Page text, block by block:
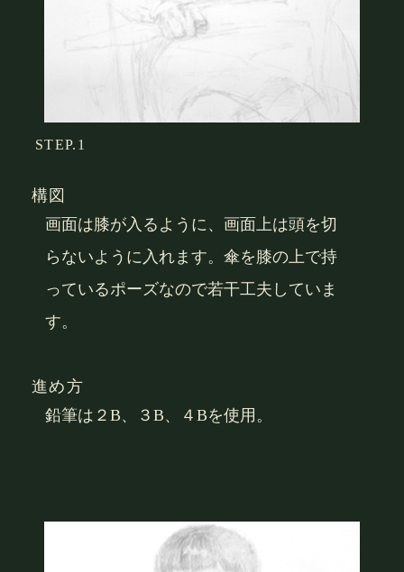
STEP.1
構図
画面は膝が入るように、画面上は頭を切
らないように入れます。傘を膝の上で持
っているポーズなので若干工夫していま
す。
進め方
鉛筆は２B、３B、４Bを使用。